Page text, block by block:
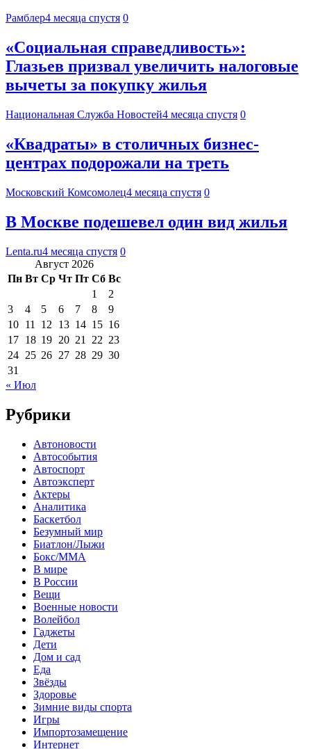
Рамблер4 месяца спустя 0
«Социальная справедливость»:
Глазьев призвал увеличить налоговые
вычеты за покупку жилья
Национальная Служба Новостей4 месяца спустя 0
«Квадраты» в столичных бизнес-
центрах подорожали на треть
Московский Комсомолец4 месяца спустя 0
В Москве подешевел один вид жилья
Lenta.ru4 месяца спустя 0
Август 2026
Пн Вт Ср Чт Пт Сб Вс
1
2
3
4 5 6 7 8
9
10 11 12 13 14 15 16
17 18 19 20 21 22 23
24 25 26 27 28 29 30
31
« Июл
Рубрики
Автоновости
Автособытия
Автоспорт
Автоэксперт
Актеры
Аналитика
Баскетбол
Безумный мир
Биатлон/Лыжи
Бокс/MMA
В мире
В России
Вещи
Военные новости
Волейбол
Гаджеты
Дети
Дом и сад
Еда
Звёзды
Здоровье
Зимние виды спорта
Игры
Импортозамещение
Интернет